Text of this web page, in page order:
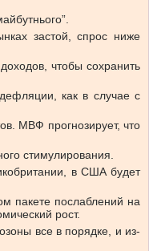
застой, спрос ниже
чтобы сохранить
как в случае с
МВФ прогнозирует, что
стимулирования.
в США будет
пакете послаблений на
рост.
все в порядке, и из-